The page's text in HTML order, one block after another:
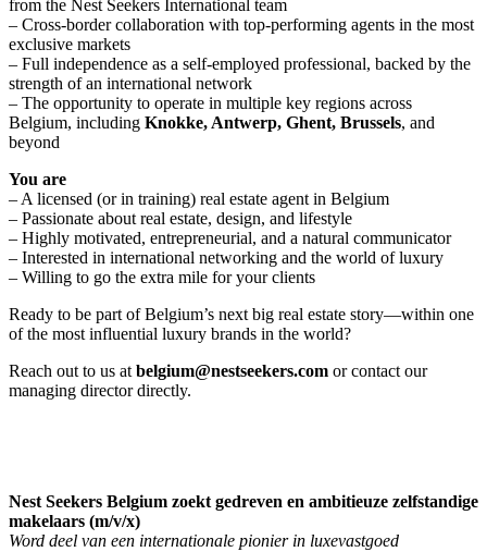
from the Nest Seekers International team
– Cross-border collaboration with top-performing agents in the most
exclusive markets
– Full independence as a self-employed professional, backed by the
strength of an international network
– The opportunity to operate in multiple key regions across
Belgium, including Knokke, Antwerp, Ghent, Brussels, and
beyond
You are
– A licensed (or in training) real estate agent in Belgium
– Passionate about real estate, design, and lifestyle
– Highly motivated, entrepreneurial, and a natural communicator
– Interested in international networking and the world of luxury
– Willing to go the extra mile for your clients
Ready to be part of Belgium’s next big real estate story—within one
of the most influential luxury brands in the world?
Reach out to us atbelgium@nestseekers.com or contact our
managing director directly.
Nest Seekers Belgium zoekt gedreven en ambitieuze zelfstandige
makelaars (m/v/x)
Word deel van een internationale pionier in luxevastgoed